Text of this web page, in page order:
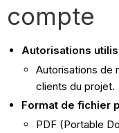
compte
Autorisations
Autorisations de
clients du projet.
Format de fichier
PDF (Portable